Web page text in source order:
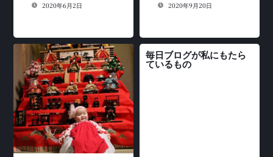
2020年6月2日 2020年9月20日
毎日ブログが私にもたら
ているもの